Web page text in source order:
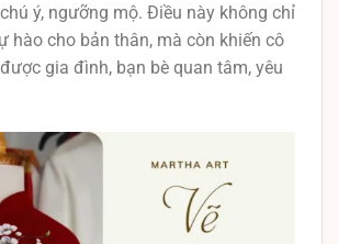
ý, ngưỡng mộ. Điều này không chỉ
hào cho bản thân, mà còn khiến cô
gia đình, bạn bè quan tâm, yêu